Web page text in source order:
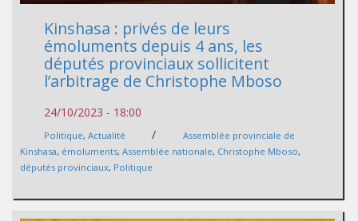
Kinshasa : privés de leurs
émoluments depuis 4 ans, les
députés provinciaux sollicitent
l’arbitrage de Christophe Mboso
24/10/2023 - 18:00
Politique, Actualité /
Assemblée provinciale de
Kinshasa, émoluments, Assemblée nationale, Christophe Mboso,
députés provinciaux, Politique